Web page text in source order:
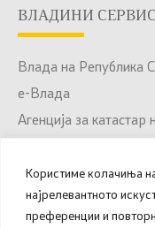
Користиме колачиња
најрелевантното
преференции и
ВЛАДИНИ
Влада на Република
е-Влада
Агенција за катастар
Портал за отворени
Национален Портал